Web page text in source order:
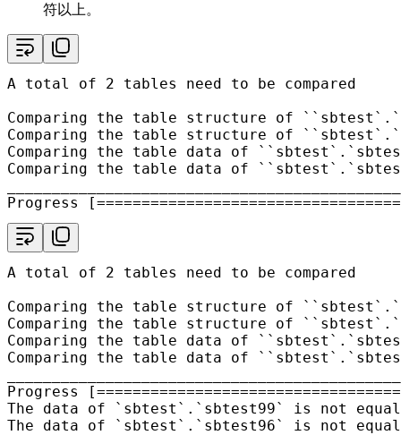
符以上。
A total of 2 tables need to be compared
Comparing the table structure of
Comparing the table structure of
Comparing the table data of
Comparing the table data of
Progress
A total of 2 tables need to be compared
Comparing the table structure of
Comparing the table structure of
Comparing the table data of
Comparing the table data of
Progress
The data of `sbtest`.`sbtest99` is not equal
The data of `sbtest`.`sbtest96` is not equal